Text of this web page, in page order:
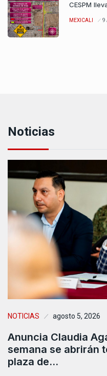
CESPM
MEXICALI 9
Noticias
NOTICIAS agosto 5, 2026
Anuncia Claudia
semana se abrirán
plaza de…